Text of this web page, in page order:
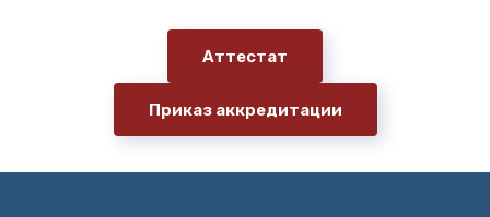
Аттестат
Приказ аккредитации